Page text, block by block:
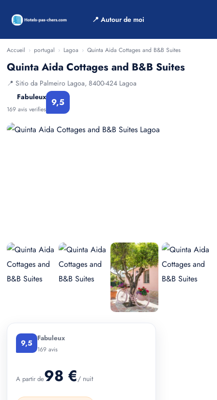
📍 Autour de moi
Accueil › portugal › Lagoa › Quinta Aida Cottages and B&B Suites
Quinta Aida Cottages and B&B Suites
📍 Sitio da Palmeiro Lagoa, 8400-424 Lagoa
Fabuleux
169 avis verifies
9,5
9,5 Fabuleux
169 avis
A partir de98 €/ nuit